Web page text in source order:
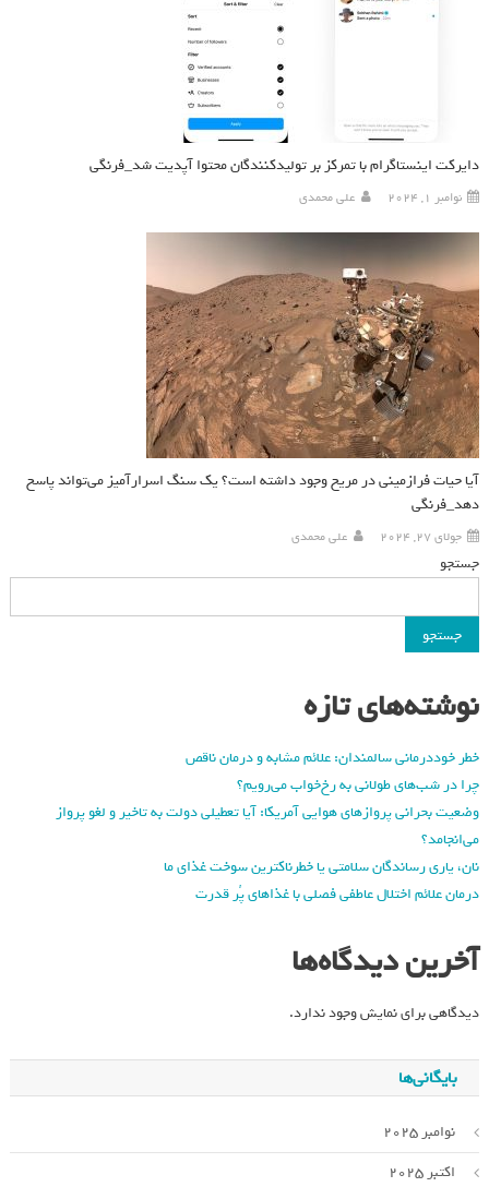
دایرکت اینستاگرام با تمرکز بر تولیدکنندگان محتوا آپدیت شد_فرنگی
نوامبر 1, 2024 علی محمدی
آیا حیات فرازمینی در مریخ وجود داشته است؟ یک سنگ اسرارآمیز می‌تواند پاسخ
دهد_فرنگی
جولای 27, 2024 علی محمدی
جستجو
جستجو
نوشته‌های تازه
خطر خوددرمانی سالمندان: علائم مشابه و درمان ناقص
چرا در شب‌های طولانی به رخ‌خواب می‌رویم؟
وضعیت بحرانی پروازهای هوایی آمریکا: آیا تعطیلی دولت به تاخیر و لغو پرواز
می‌انجامد؟
نان، یاری رساندگان سلامتی یا خطرناکترین سوخت غذای ما
درمان علائم اختلال عاطفی فصلی با غذاهای پُر قدرت
آخرین دیدگاه‌ها
دیدگاهی برای نمایش وجود ندارد.
بایگانی‌ها
نوامبر 2025
اکتبر 2025